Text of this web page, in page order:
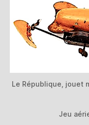
Le République, jouet
Jeu